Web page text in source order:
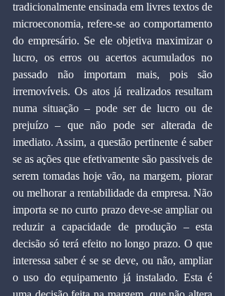
tradicionalmente ensinada em livres textos de
microeconomia, refere-se ao comportamento
do empresário. Se ele objetiva maximizar o
lucro, os erros ou acertos acumulados no
passado não importam mais, pois são
irremovíveis. Os atos já realizados resultam
numa situação – pode ser de lucro ou de
prejuízo – que não pode ser alterada de
imediato. Assim, a questão pertinente é saber
se as ações que efetivamente são passiveis de
serem tomadas hoje vão, na margem, piorar
ou melhorar a rentabilidade da empresa. Não
importa se no curto prazo deve-se ampliar ou
reduzir a capacidade de produção – esta
decisão só terá efeito no longo prazo. O que
interessa saber é se se deve, ou não, ampliar
o uso do equipamento já instalado. Esta é